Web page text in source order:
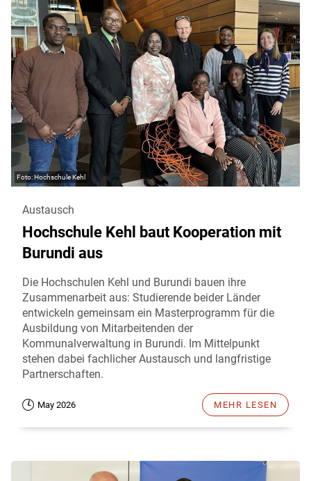
Hochschule Kehl
Austausch
Hochschule Kehl baut Kooperation mit
Burundi aus
Die Hochschulen Kehl und Burundi bauen ihre
Zusammenarbeit aus: Studierende beider Länder
entwickeln gemeinsam ein Masterprogramm für die
Ausbildung von Mitarbeitenden der
Kommunalverwaltung in Burundi. Im Mittelpunkt
stehen dabei fachlicher Austausch und langfristige
Partnerschaften.
May 2026 MEHR LESEN